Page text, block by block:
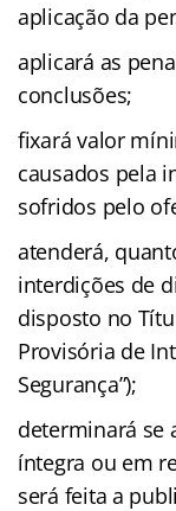
aplicação da
aplicará as
conclusões;
fixará valor
causados pela
sofridos pelo
atenderá,
interdições de
disposto no
Provisória de
Segurança”);
determinará se
íntegra ou em
será feita a